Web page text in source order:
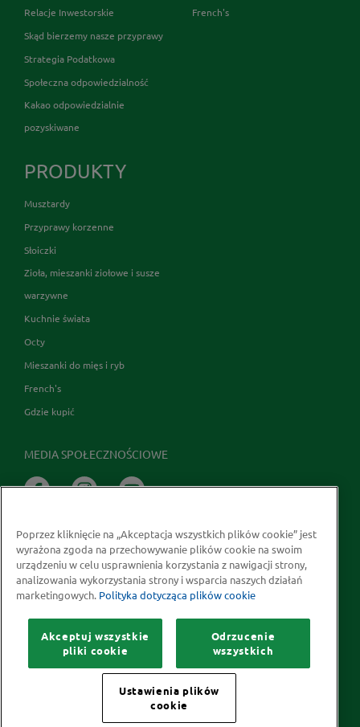
Relacje Inwestorskie
Skąd bierzemy nasze przyprawy
Strategia Podatkowa
Społeczna odpowiedzialność
Kakao odpowiedzialnie
pozyskiwane
French's
PRODUKTY
Musztardy
Przyprawy korzenne
Słoiczki
Zioła, mieszanki ziołowe i susze
warzywne
Kuchnie świata
Octy
Mieszanki do mięs i ryb
French's
Gdzie kupić
MEDIA SPOŁECZNOŚCIOWE
Prawa autorskie © 2026 McCormick Polska S.A.
Informacje na temat ochrony prywatności
Polityka dotycząca plików cookie
Kontakt Mapa Strony
Poprzez kliknięcie na „Akceptacja wszystkich plików cookie” jest
wyrażona zgoda na przechowywanie plików cookie na swoim
urządzeniu w celu usprawnienia korzystania z nawigacji strony,
analizowania wykorzystania strony i wsparcia naszych działań
marketingowych. Polityka dotycząca plików cookie
Akceptuj wszystkie
pliki cookie
Odrzucenie
wszystkich
Ustawienia plików
cookie